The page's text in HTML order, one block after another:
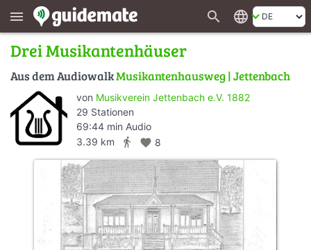
menu search language
Drei Musikantenhäuser
Aus dem AudiowalkMusikantenhausweg | Jettenbach
von Musikverein Jettenbach e.V. 1882
29 Stationen
69:44 min Audio
3.39 km
directions_walk favorite 8